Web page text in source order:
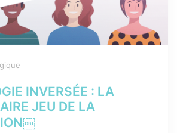
INVERSÉE : LA
JEU DE LA